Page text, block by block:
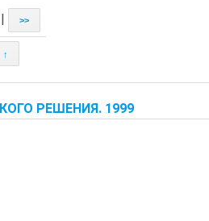
>>
↑
РЕШЕНИЯ. 1999